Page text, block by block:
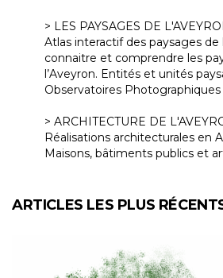
> LES PAYSAGES DE
Atlas interactif des paysages de
connaitre et comprendre les
l’Aveyron. Entités et unités
Observatoires Photographiques
> ARCHITECTURE DE
Réalisations architecturales en
Maisons, bâtiments publics et
ARTICLES LES PLUS